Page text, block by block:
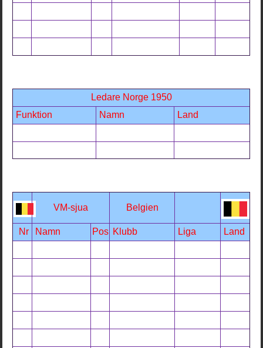
Ledare Norge 1950
Funktion
Namn Land
VM-sjua Belgien
Nr Namn Pos Klubb Liga Land